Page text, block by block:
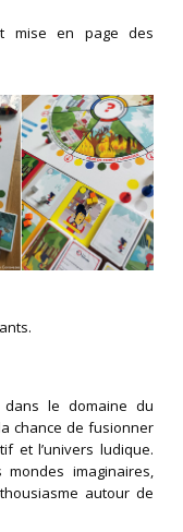
mise en page des
le domaine du
chance de fusionner
et l’univers ludique.
imaginaires,
autour de